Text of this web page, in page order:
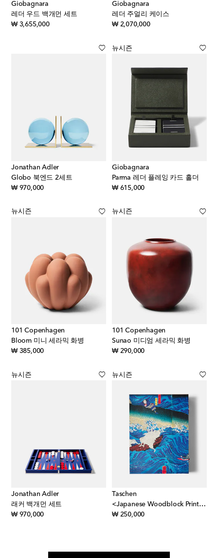
Giobagnara
레더 우드 백개먼 세트
₩ 3,655,000original price
Giobagnara
레더 주얼리 케이스
₩ 2,070,000original price
Jonathan Adler
Globo 북엔드 2세트
₩ 970,000original price
뉴시즌
Giobagnara
Parma 레더 플레잉 카드 홀더
₩ 615,000original price
뉴시즌
101 Copenhagen
Bloom 미니 세라믹 화병
₩ 385,000original price
뉴시즌
101 Copenhagen
Sunao 미디엄 세라믹 화병
₩ 290,000original price
뉴시즌
Jonathan Adler
래커 백개먼 세트
₩ 970,000original price
뉴시즌
Taschen
<Japanese Woodblock Prints> XL 북
₩ 250,000original price